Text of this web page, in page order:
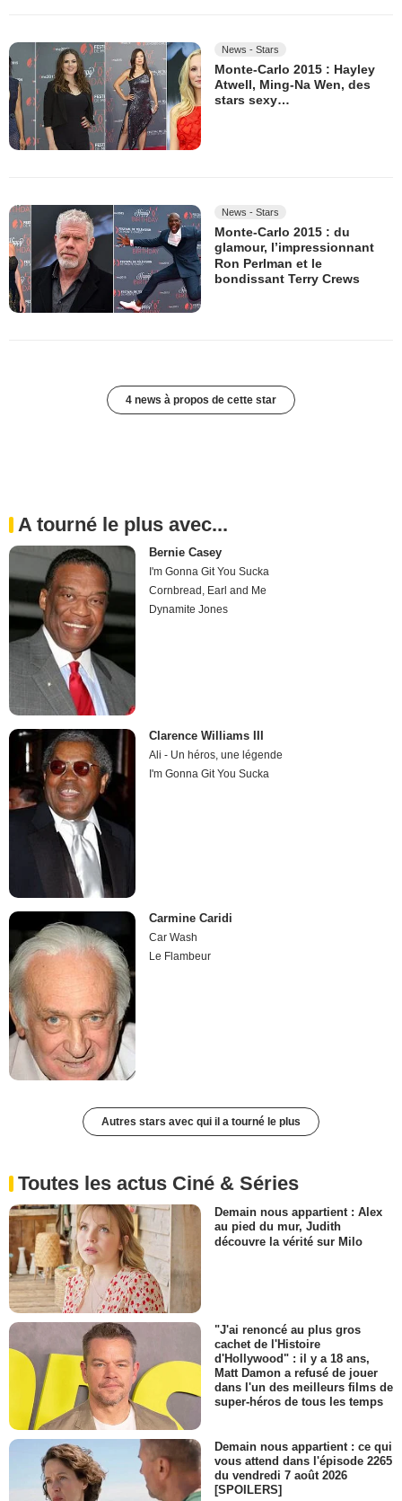
News - Stars
Monte-Carlo 2015 : Hayley
Atwell, Ming-Na Wen, des
stars sexy…
News - Stars
Monte-Carlo 2015 : du
glamour, l’impressionnant
Ron Perlman et le
bondissant Terry Crews
4 news à propos de cette star
A tourné le plus avec...
Bernie Casey
I'm Gonna Git You Sucka
Cornbread, Earl and Me
Dynamite Jones
Clarence Williams III
Ali - Un héros, une légende
I'm Gonna Git You Sucka
Carmine Caridi
Car Wash
Le Flambeur
Autres stars avec qui il a tourné le plus
Toutes les actus Ciné & Séries
Demain nous appartient : Alex
au pied du mur, Judith
découvre la vérité sur Milo
"J'ai renoncé au plus gros
cachet de l'Histoire
d'Hollywood" : il y a 18 ans,
Matt Damon a refusé de jouer
dans l'un des meilleurs films de
super-héros de tous les temps
Demain nous appartient : ce qui
vous attend dans l'épisode 2265
du vendredi 7 août 2026
[SPOILERS]